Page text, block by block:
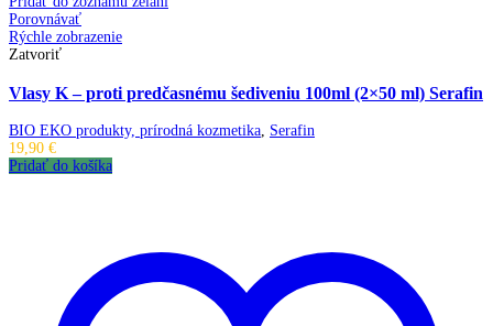
Porovnávať
Rýchle zobrazenie
Zatvoriť
Vlasy K – proti predčasnému šediveniu 100ml (2×50 ml) Serafin
BIO EKO produkty, prírodná kozmetika, Serafin
19,90 €
Pridať do košíka